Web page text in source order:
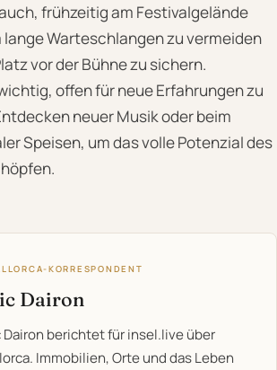
frühzeitig am Festivalgelände
Warteschlangen zu vermeiden
vor der Bühne zu sichern.
offen für neue Erfahrungen zu
neuer Musik oder beim
Speisen, um das volle Potenzial des
KORRESPONDENT
Dairon
Dairon berichtet für insel.live über
Immobilien, Orte und das Leben